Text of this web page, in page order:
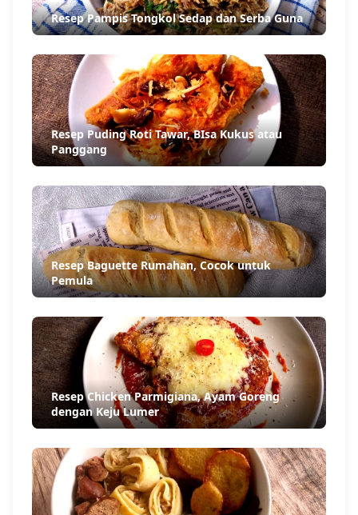
Resep Pampis Tongkol Sedap dan Serba Guna
Resep Puding Roti Tawar, BIsa Kukus atau
Panggang
Resep Baguette Rumahan, Cocok untuk
Pemula
Resep Chicken Parmigiana, Ayam Goreng
dengan Keju Lumer